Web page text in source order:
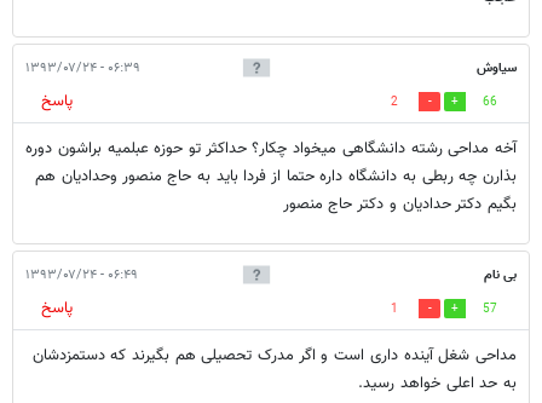
ُسیاوش ۰۶:۳۹ - ۱۳۹۳/۰۷/۲۴
66
2
پاسخ
آخه مداحی رشته دانشگاهی میخواد چکار؟ حداکثر تو حوزه عبلمیه براشون دوره
بذارن چه ربطی به دانشگاه داره حتما از فردا باید به حاج منصور وحدادیان هم
بگیم دکتر حدادیان و دکتر حاج منصور
بی نام ۰۶:۴۹ - ۱۳۹۳/۰۷/۲۴
57
1
پاسخ
مداحی شغل آینده داری است و اگر مدرک تحصیلی هم بگیرند که دستمزدشان
به حد اعلی خواهد رسید.